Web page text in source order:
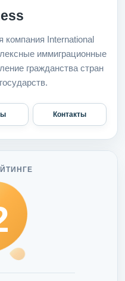
компания International
иммиграционные
гражданства стран
Контакты